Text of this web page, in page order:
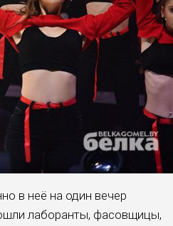
в неё на один вечер
лаборанты, фасовщицы,